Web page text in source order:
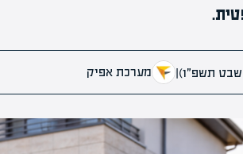
| מערכת אפיק